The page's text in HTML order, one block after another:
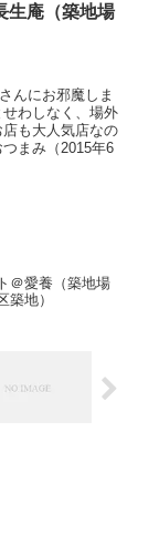
生庵（築地場
んにお邪魔しま
わしなく、場外
も大人気店なの
まみ（2015年6
＠愛養（築地場
築地）